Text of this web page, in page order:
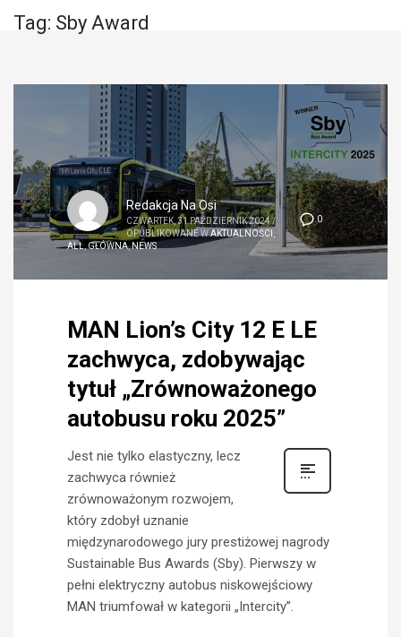
Tag: Sby Award
0
Redakcja Na Osi
CZWARTEK, 31 PAŹDZIERNIK 2024/
OPUBLIKOWANE WAKTUALNOŚCI ,
ALL,GŁÓWNA,NEWS
MAN Lion’s City 12 E LE
zachwyca, zdobywając
tytuł „Zrównoważonego
autobusu roku 2025”
Jest nie tylko elastyczny, lecz
zachwyca również
zrównoważonym rozwojem,
który zdobył uznanie
międzynarodowego jury prestiżowej nagrody
Sustainable Bus Awards (Sby). Pierwszy w
pełni elektryczny autobus niskowejściowy
MAN triumfował w kategorii „Intercity”.